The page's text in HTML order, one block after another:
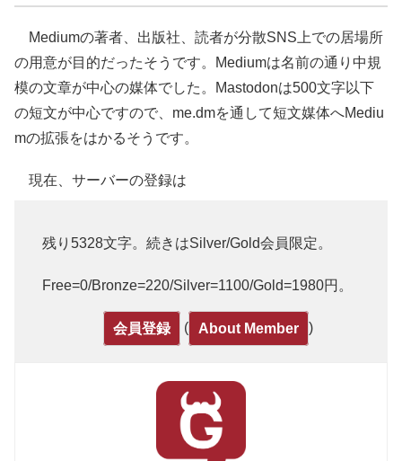
Mediumの著者、出版社、読者が分散SNS上での居場所
の用意が目的だったそうです。Mediumは名前の通り中規
模の文章が中心の媒体でした。Mastodonは500文字以下
の短文が中心ですので、me.dmを通して短文媒体へMediu
mの拡張をはかるそうです。
現在、サーバーの登録は
残り5328文字。続きはSilver/Gold会員限定。
Free=0/Bronze=220/Silver=1100/Gold=1980円。
会員登録 ( About Member )